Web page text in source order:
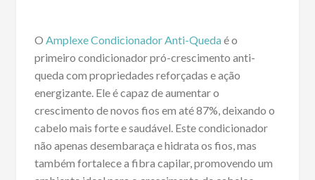
O Amplexe Condicionador Anti-Quedaé o
primeiro condicionador pró-crescimento anti-
queda com propriedades reforçadas e ação
energizante. Ele é capaz de aumentar o
crescimento de novos fios em até 87%, deixando o
cabelo mais forte e saudável. Este condicionador
não apenas desembaraça e hidrata os fios, mas
também fortalece a fibra capilar, promovendo um